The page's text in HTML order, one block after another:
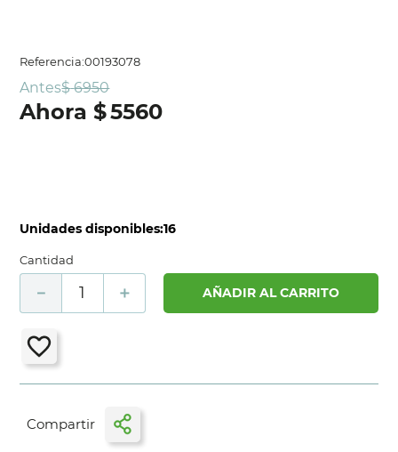
Referencia:00193078
Antes$ 6950
$5560
Unidades disponibles:16
Cantidad
＋
－ AÑADIR AL CARRITO